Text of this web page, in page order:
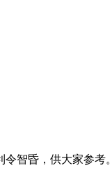
智昏，供大家参考。